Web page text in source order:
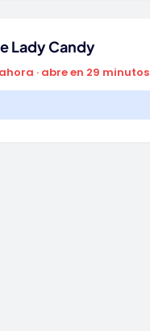
Lady Candy
· abre en 29 minutos